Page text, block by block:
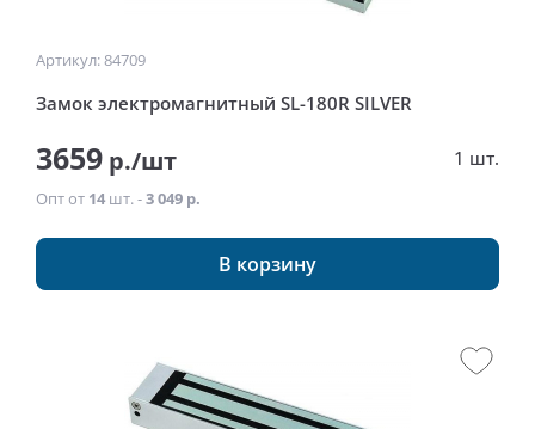
Артикул: 84709
Замок электромагнитный SL-180R SILVER
3659 р./шт 1 шт.
Опт от 14 шт. -3 049 р.
В корзину